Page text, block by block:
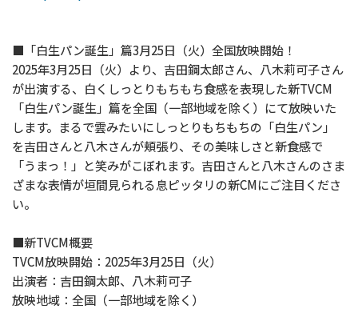
■「白生パン誕生」篇3月25日（火）全国放映開始！
2025年3月25日（火）より、吉田鋼太郎さん、八木莉可子さん
が出演する、白くしっとりもちもち食感を表現した新TVCM
「白生パン誕生」篇を全国（一部地域を除く）にて放映いた
します。まるで雲みたいにしっとりもちもちの「白生パン」
を吉田さんと八木さんが頬張り、その美味しさと新食感で
「うまっ！」と笑みがこぼれます。吉田さんと八木さんのさま
ざまな表情が垣間見られる息ピッタリの新CMにご注目くださ
い。
■新TVCM概要
TVCM放映開始：2025年3月25日（火）
出演者：吉田鋼太郎、八木莉可子
放映地域：全国（一部地域を除く）